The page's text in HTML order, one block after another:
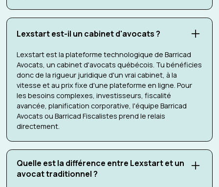
Lexstart est-il un cabinet d'avocats ?
Lexstart est la plateforme technologique de Barricad
Avocats, un cabinet d'avocats québécois. Tu bénéficies
donc de la rigueur juridique d'un vrai cabinet, à la
vitesse et au prix fixe d'une plateforme en ligne. Pour
les besoins complexes, investisseurs, fiscalité
avancée, planification corporative, l'équipe Barricad
Avocats ou Barricad Fiscalistes prend le relais
directement.
Quelle est la différence entre Lexstart et un
avocat traditionnel ?